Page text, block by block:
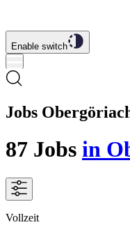
Enable switch
Jobs
87 Jobs in
Vollzeit